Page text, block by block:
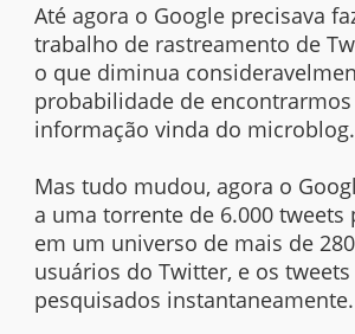
Até agora o Google precisava
trabalho de rastreamento de
o que diminua
probabilidade de
informação vinda do microblog.
Mas tudo mudou, agora o
a uma torrente de 6.000
em um universo de mais de
usuários do Twitter, e os
pesquisados instantaneamente.